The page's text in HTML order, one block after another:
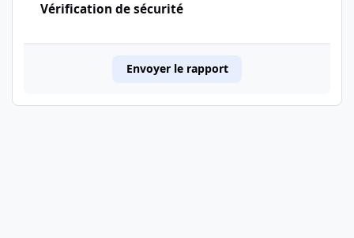
Vérification de sécurité
Envoyer le rapport